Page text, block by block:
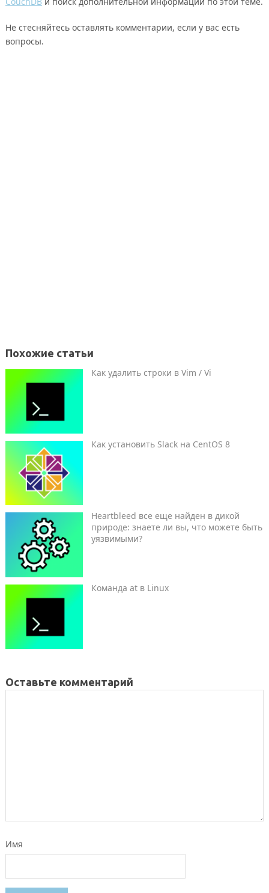
Не стесняйтесь оставлять комментарии, если у вас есть
вопросы.
Похожие статьи
Как удалить строки в Vim / Vi
Как установить Slack на CentOS 8
Heartbleed все еще найден в дикой
природе: знаете ли вы, что можете быть
уязвимыми?
Команда at в Linux
Оставьте комментарий
Имя